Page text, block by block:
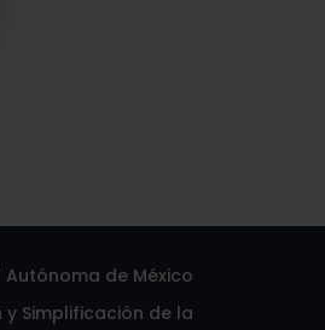
de México
Simplificación de la